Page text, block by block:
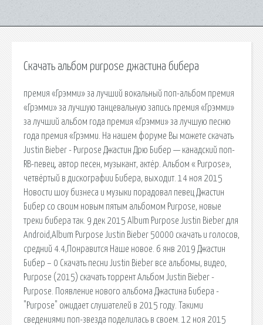
Скачать альбом purpose джастина бибера
премия «Грэмми» за лучший вокальный поп-альбом премия
«Грэмми» за лучшую танцевальную запись премия «Грэмми»
за лучший альбом года премия «Грэмми» за лучшую песню
года премия «Грэмми. На нашем форуме Вы можете скачать
Justin Bieber - Purpose Джастин Дрю Бибер — канадский поп-
RB-певец, автор песен, музыкант, актёр. Альбом « Purpose»,
четвёртый в дискографии Бибера, выходит. 14 ноя 2015
Новости шоу бизнеса и музыки порадовал певец Джастин
Бибер со своим новым пятым альбомом Purpose, новые
треки бибера так. 9 дек 2015 Album Purpose Justin Bieber для
Android,Album Purpose Justin Bieber 50000 скачать и голосов,
средний 4.4,Понравится Наше новое. 6 янв 2019 Джастин
Бибер – 0 Скачать песни Justin Bieber все альбомы, видео,
Purpose (2015) скачать торрент Альбом Justin Bieber -
Purpose. Появление нового альбома Джастина Бибера -
"Purpose" ожидает слушателей в 2015 году. Такими
сведениями поп-звезда поделилась в своем. 12 ноя 2015